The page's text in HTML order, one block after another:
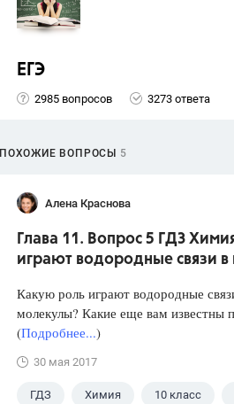
ЕГЭ
2985 вопросов 3273 ответа
ПОХОЖИЕ ВОПРОСЫ 5
Алена Краснова
Глава 11. Вопрос 5 ГДЗ
играют водородные связи
Какую роль играют водородные
молекулы? Какие еще вам известны
(Подробнее...)
30 мая 2017
ГДЗ Химия 10 класс